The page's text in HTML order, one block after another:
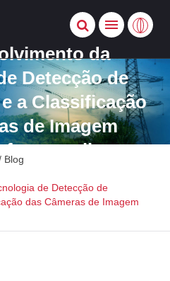
da
Detecção de
a Classificação
de Imagem
Blog
de Detecção de
das Câmeras de Imagem